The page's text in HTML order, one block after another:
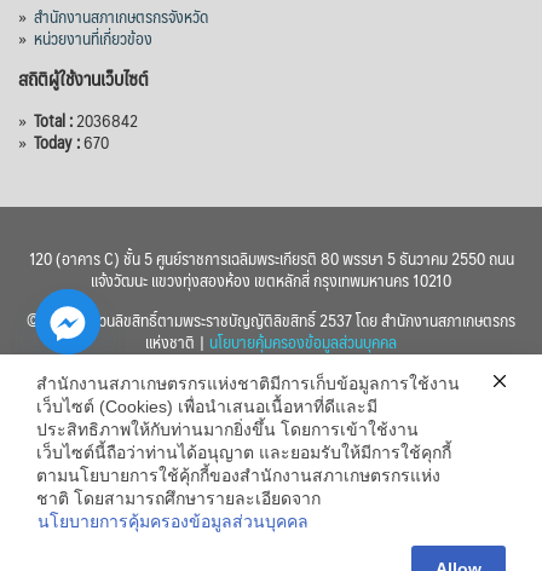
» สำนักงานสภาเกษตรกรจังหวัด
» หน่วยงานที่เกี่ยวข้อง
สถิติผู้ใช้งานเว็บไซต์
» Total :2036842
» Today :670
120 (อาคาร C) ชั้น 5 ศูนย์ราชการเฉลิมพระเกียรติ 80 พรรษา 5 ธันวาคม 2550 ถนน
แจ้งวัฒนะ แขวงทุ่งสองห้อง เขตหลักสี่ กรุงเทพมหานคร 10210
© 2560 สงวนลิขสิทธิ์ตามพระราชบัญญัติลิขสิทธิ์ 2537 โดย สำนักงานสภาเกษตรกร
แห่งชาติ | นโยบายคุ้มครองข้อมูลส่วนบุคคล
สำนักงานสภาเกษตรกรแห่งชาติมีการเก็บข้อมูลการใช้งาน
เว็บไซต์ (Cookies) เพื่อนำเสนอเนื้อหาที่ดีและมี
ประสิทธิภาพให้กับท่านมากยิ่งขึ้น โดยการเข้าใช้งาน
เว็บไซต์นี้ถือว่าท่านได้อนุญาต และยอมรับให้มีการใช้คุกกี้
ตามนโยบายการใช้คุ้กกี้ของสำนักงานสภาเกษตรกรแห่ง
ชาติ โดยสามารถศึกษารายละเอียดจาก
นโยบายการคุ้มครองข้อมูลส่วนบุคคล
Hide
chaty